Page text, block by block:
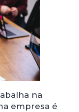
na
empresa é